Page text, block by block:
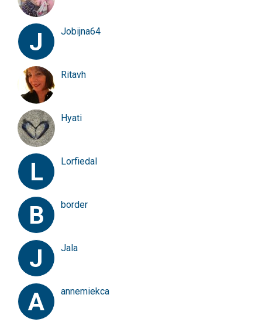
J Jobijna64
Ritavh
Hyati
L Lorfiedal
B border
J Jala
A annemiekca